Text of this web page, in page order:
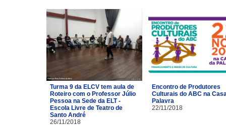
Turma 9 da ELCV tem aula de
Roteiro com o Professor Júlio
Pessoa na Sede da ELT -
Escola Livre de Teatro de
Santo André
26/11/2018
Encontro de Produtores
Culturais do ABC na
Palavra
22/11/2018